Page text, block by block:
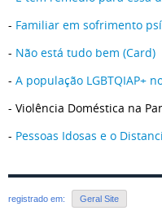
- Familiar em sofrimento
- Não está tudo bem (Card)
- A população LGBTQIAP+
- Violência Doméstica na
- Pessoas Idosas e o
registrado em: Geral Site